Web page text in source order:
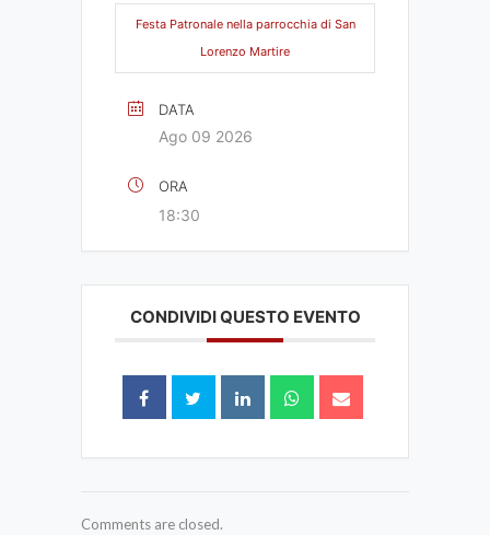
Festa Patronale nella parrocchia di San
Lorenzo Martire
DATA
Ago 09 2026
ORA
18:30
CONDIVIDI QUESTO EVENTO
Comments are closed.